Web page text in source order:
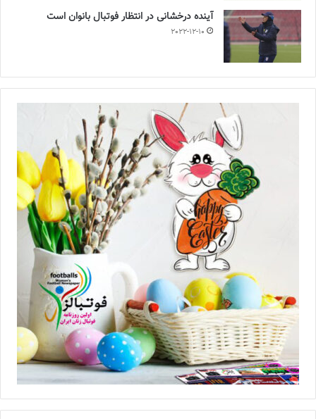
آینده درخشانی در انتظار فوتبال بانوان است
2022-12-10